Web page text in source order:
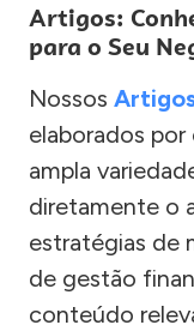
Artigos:
para o Seu
Nossos
elaborados por
ampla
diretamente o
estratégias de
de gestão
conteúdo